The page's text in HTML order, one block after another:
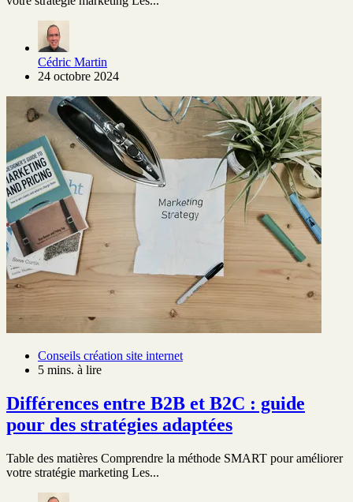
Cédric Martin
24 octobre 2024
Conseils création site internet
5 mins. à lire
Différences entre B2B et B2C : guide
pour des stratégies adaptées
Table des matières Comprendre la méthode SMART pour améliorer
votre stratégie marketing Les...